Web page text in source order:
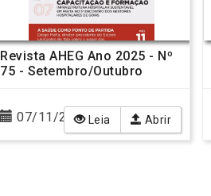
Revista AHEG Ano 2025 - Nº
75 - Setembro/Outubro
07/11/2025Leia Abrir